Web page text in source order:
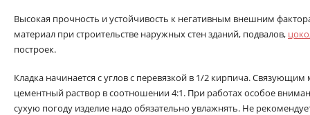
Высокая прочность и устойчивость к негативным внешним
материал при строительстве наружных стен зданий, подвалов,
построек.
Кладка начинается с углов с перевязкой в 1/2 кирпича. Связующим
цементный раствор в соотношении 4:1. При работах особое
сухую погоду изделие надо обязательно увлажнять. Не